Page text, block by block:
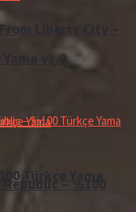
Liberty City –
Türkçe Yama
v1.0
– %100